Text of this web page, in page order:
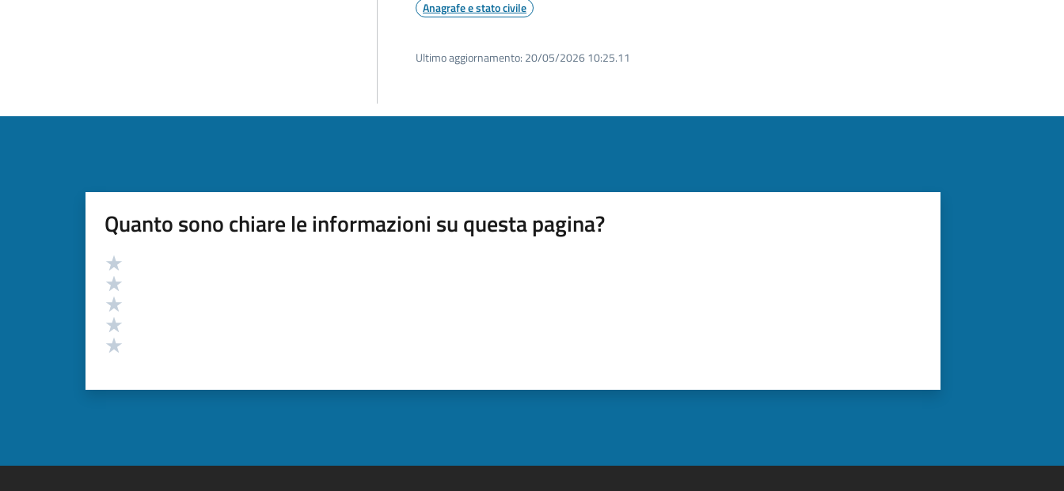
Anagrafe e stato civile
Ultimo aggiornamento: 20/05/2026 10:25.11
Quanto sono chiare le informazioni su questa pagina?
Valutazione